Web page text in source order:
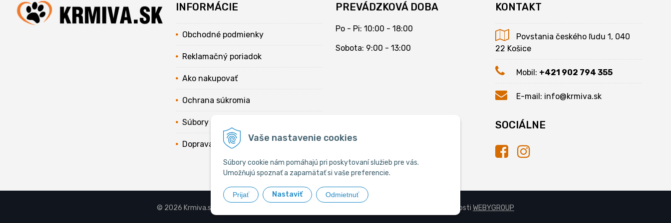
Vaše nastavenie cookies
Súbory cookie nám pomáhajú pri poskytovaní služieb pre vás.
Umožňujú spoznať a zapamätať si vaše preferencie.
Prijať Nastaviť Odmietnuť
INFORMÁCIE
Obchodné podmienky
Reklamačný poriadok
Ako nakupovať
Ochrana súkromia
Súbory cookies
Doprava
PREVÁDZKOVÁ DOBA
Po - Pi: 10:00 - 18:00
Sobota: 9:00 - 13:00
KONTAKT
Povstania českého ľudu 1, 040
22 Košice
Mobil: +421 902 794 355
E-mail: info@krmiva.sk
SOCIÁLNE
© 2026 Krmiva.sk - Chovateľské potreby • spoločnosti WEBYGROUP